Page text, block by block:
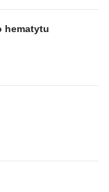
hematytu